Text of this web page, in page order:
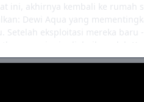
ini, akhirnya kembali ke rumah
Dewi Aqua yang
Setelah eksploitasi mereka
yang ingin diabaikan oleh
memeras hutang,